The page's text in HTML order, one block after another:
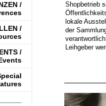
Shopbetrieb
lokale
der
Leihgeber
/
/
/